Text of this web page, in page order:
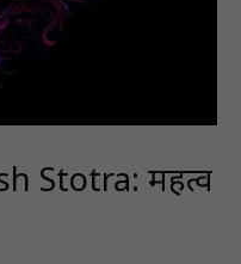
Stotra: महत्व